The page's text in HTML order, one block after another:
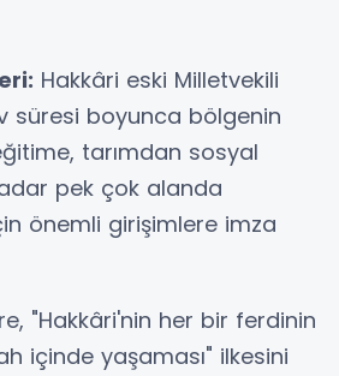
Hakkâri eski Milletvekili
süresi boyunca bölgenin
tarımdan sosyal
pek çok alanda
önemli girişimlere imza
"Hakkâri'nin her bir ferdinin
içinde yaşaması" ilkesini